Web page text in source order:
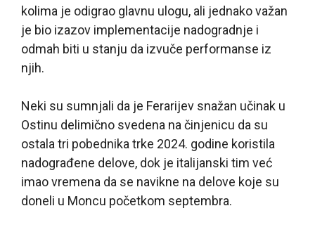
kolima je odigrao glavnu ulogu, ali jednako važan
je bio izazov implementacije nadogradnje i
odmah biti u stanju da izvuče performanse iz
njih.
Neki su sumnjali da je Ferarijev snažan učinak u
Ostinu delimično svedena na činjenicu da su
ostala tri pobednika trke 2024. godine koristila
nadograđene delove, dok je italijanski tim već
imao vremena da se navikne na delove koje su
doneli u Moncu početkom septembra.